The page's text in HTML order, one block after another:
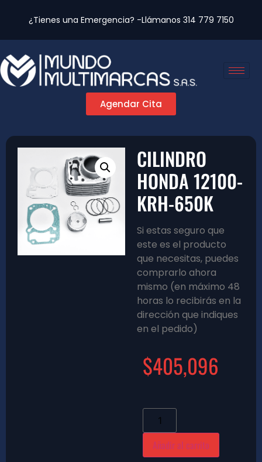
¿Tienes una Emergencia? -Llámanos 314 779 7150
Agendar Cita
CILINDRO
HONDA 12100-
KRH-650K
Si estas seguro que
este es el producto
que necesitas, puedes
comprarlo ahora
mismo (en máximo 48
horas lo recibirás en la
dirección que indiques
en el pedido)
$405,096
Añadir al carrito